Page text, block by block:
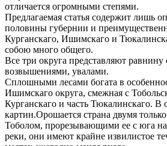
отличается огромными степями.
Предлагаемая статья содержит лишь
половины губернии и
Курганскаго, Ишимскаго и
собою много общего.
Все три округа представляют равнину
возвышениями, увалами.
Сплошными лесами богата в
Ишимскаго округа, смежная с
Курганскаго и часть Тюкалинскаго.
картин.Орошается страна двумя
Тоболом, прорезывающими ее с юга на
реки, они имеют крайне извилистое